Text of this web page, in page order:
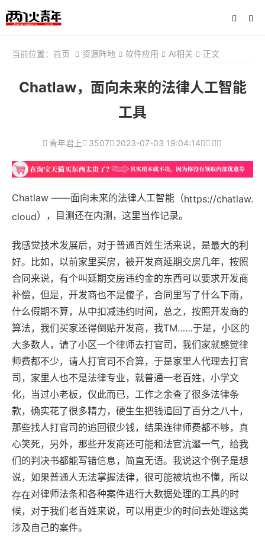
当前位置： 首页 资源阵地 软件应用 AI相关 正文
Chatlaw，面向未来的法律人工智能
工具
青年君上 3507 2023-07-03 19:04:14
Chatlaw ——面向未来的法律人工智能（https://chatlaw.
cloud），目测还在内测，这里当作记录。
我感觉技术发展后，对于普通百姓生活来说，是最大的利
好。比如，以前家里买房，被开发商延期交房几年，按照
合同来说，有个叫延期交房违约金的东西可以要求开发商
补偿，但是，开发商也不是傻子，合同里写了什么下雨，
什么假期不算，从中扣减违约时间，总之，按照开发商的
算法，我们买家还得倒贴开发商，我TM……于是，小区的
大多数人，请了小区一个律师去打官司，我们家就感觉律
师费都不少，请人打官司不合算，于是家里人代理去打官
司，家里人也不是法律专业，就普通一老百姓，小学文
化，当过小老板，仅此而已，工作之余查了很多法律条
款，确实花了很多精力，硬生生把钱追回了百分之八十，
那些找人打官司的追回很少钱，结果连律师费都不够，真
心笑死，另外，那些开发商还可能和法官沆瀣一气，给我
们的判决书都能写错信息，简直无语。我说这个例子是想
说，如果普通人无法掌握法律，很可能被坑也不懂，所以
存在对律师法条和各种案件进行大数据处理的工具的时
候，对于我们老百姓来说，可以用更少的时间去处理这类
涉及自己的案件。